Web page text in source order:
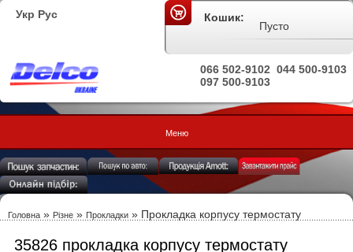
Укр Рус
044 500-9103
066 502-9102
097 500-9103
Кошик:
Пусто
Меню
Головна » Різне » Прокладки » Прокладка корпусу термостату
35826 прокладка корпусу термостату